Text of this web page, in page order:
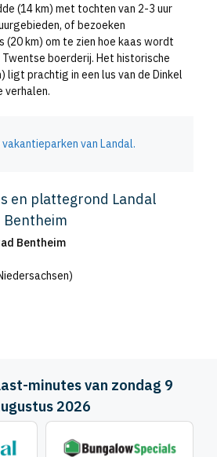
(14 km) met tochten van 2-3 uur
of bezoeken
(20 km) om te zien hoe kaas wordt
boerderij. Het historische
ligt prachtig in een lus van de Dinkel
verhalen.
van Landal.
en plattegrond Landal
Bentheim
Bentheim
minutes van zondag 9
2026